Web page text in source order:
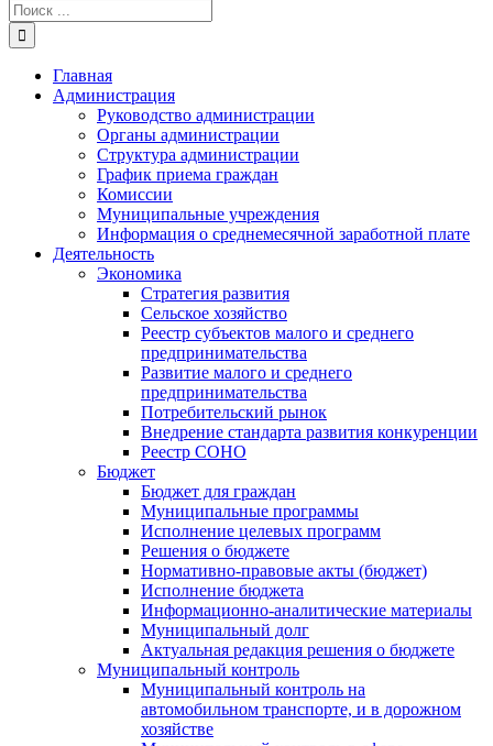
Результат
поиска:
Главная
Администрация
Руководство администрации
Органы администрации
Структура администрации
График приема граждан
Комиссии
Муниципальные учреждения
Информация о среднемесячной заработной плате
Деятельность
Экономика
Стратегия развития
Сельское хозяйство
Реестр субъектов малого и среднего
предпринимательства
Развитие малого и среднего
предпринимательства
Потребительский рынок
Внедрение стандарта развития конкуренции
Реестр СОНО
Бюджет
Бюджет для граждан
Муниципальные программы
Исполнение целевых программ
Решения о бюджете
Нормативно-правовые акты (бюджет)
Исполнение бюджета
Информационно-аналитические материалы
Муниципальный долг
Актуальная редакция решения о бюджете
Муниципальный контроль
Муниципальный контроль на
автомобильном транспорте, и в дорожном
хозяйстве